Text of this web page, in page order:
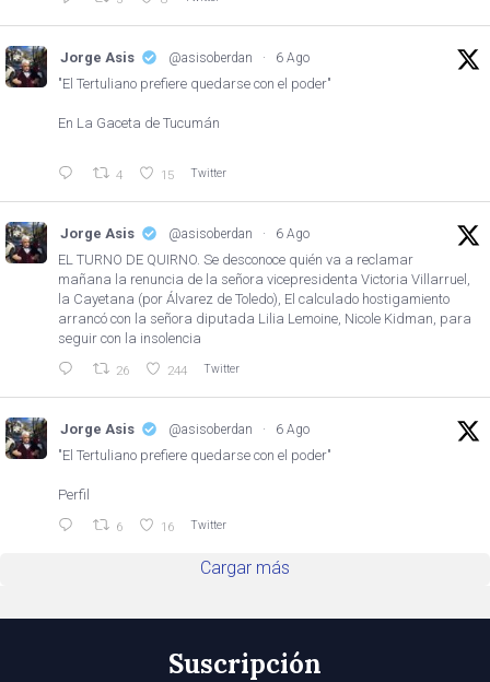
Jorge Asis @asisoberdan · 6 Ago
"El Tertuliano prefiere quedarse con el poder"
En La Gaceta de Tucumán
4 15 Twitter
Jorge Asis @asisoberdan · 6 Ago
EL TURNO DE QUIRNO. Se desconoce quién va a reclamar
mañana la renuncia de la señora vicepresidenta Victoria Villarruel,
la Cayetana (por Álvarez de Toledo), El calculado hostigamiento
arrancó con la señora diputada Lilia Lemoine, Nicole Kidman, para
seguir con la insolencia
26 244 Twitter
Jorge Asis @asisoberdan · 6 Ago
"El Tertuliano prefiere quedarse con el poder"
Perfil
6 16 Twitter
Cargar más
Suscripción